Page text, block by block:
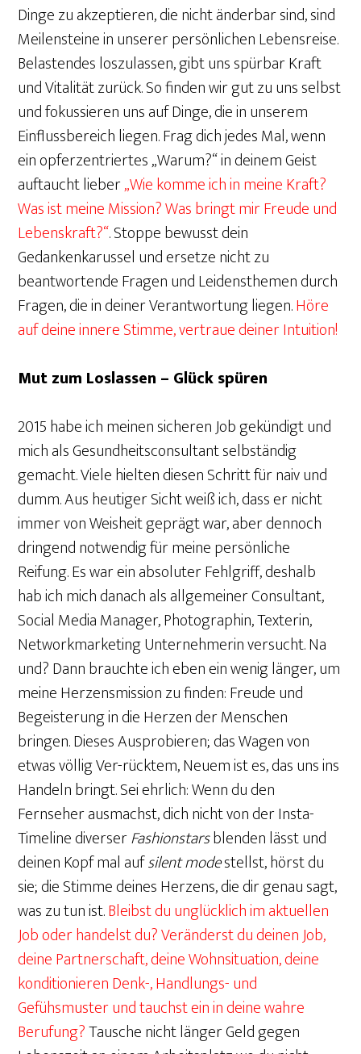
Dinge zu akzeptieren, die nicht änderbar sind, sind
Meilensteine in unserer persönlichen Lebensreise.
Belastendes loszulassen, gibt uns spürbar Kraft
und Vitalität zurück. So finden wir gut zu uns selbst
und fokussieren uns auf Dinge, die in unserem
Einflussbereich liegen. Frag dich jedes Mal, wenn
ein opferzentriertes „Warum?“ in deinem Geist
auftaucht lieber„Wie komme ich in meine Kraft?
Was ist meine Mission? Was bringt mir Freude und
Lebenskraft?“. Stoppe bewusst dein
Gedankenkarussel und ersetze nicht zu
beantwortende Fragen und Leidensthemen durch
Fragen, die in deiner Verantwortung liegen.Höre
auf deine innere Stimme, vertraue deiner Intuition!
Mut zum Loslassen – Glück spüren
2015 habe ich meinen sicheren Job gekündigt und
mich als Gesundheitsconsultant selbständig
gemacht. Viele hielten diesen Schritt für naiv und
dumm. Aus heutiger Sicht weiß ich, dass er nicht
immer von Weisheit geprägt war, aber dennoch
dringend notwendig für meine persönliche
Reifung. Es war ein absoluter Fehlgriff, deshalb
hab ich mich danach als allgemeiner Consultant,
Social Media Manager, Photographin, Texterin,
Networkmarketing Unternehmerin versucht. Na
und? Dann brauchte ich eben ein wenig länger, um
meine Herzensmission zu finden: Freude und
Begeisterung in die Herzen der Menschen
bringen. Dieses Ausprobieren; das Wagen von
etwas völlig Ver-rücktem, Neuem ist es, das uns ins
Handeln bringt. Sei ehrlich: Wenn du den
Fernseher ausmachst, dich nicht von der Insta-
Timeline diverserFashionstarsblenden lässt und
deinen Kopf mal aufsilent modestellst, hörst du
sie; die Stimme deines Herzens, die dir genau sagt,
was zu tun ist.Bleibst du unglücklich im aktuellen
Job oder handelst du? Veränderst du deinen Job,
deine Partnerschaft, deine Wohnsituation, deine
konditionieren Denk-, Handlungs- und
Gefühsmuster und tauchst ein in deine wahre
Berufung?Tausche nicht länger Geld gegen